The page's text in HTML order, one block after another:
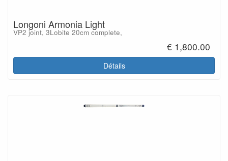
Longoni Armonia Light
VP2 joint, 3Lobite 20cm complete,
€ 1,800.00
Détails